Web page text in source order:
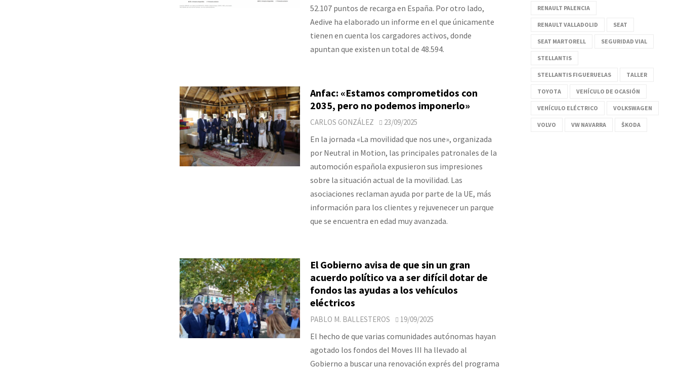
52.107 puntos de recarga en España. Por otro lado,
Aedive ha elaborado un informe en el que únicamente
tienen en cuenta los cargadores activos, donde
apuntan que existen un total de 48.594.
Anfac: «Estamos comprometidos con
2035, pero no podemos imponerlo»
CARLOS GONZÁLEZ 23/09/2025
En la jornada «La movilidad que nos une», organizada
por Neutral in Motion, las principales patronales de la
automoción española expusieron sus impresiones
sobre la situación actual de la movilidad. Las
asociaciones reclaman ayuda por parte de la UE, más
información para los clientes y rejuvenecer un parque
que se encuentra en edad muy avanzada.
El Gobierno avisa de que sin un gran
acuerdo político va a ser difícil dotar de
fondos las ayudas a los vehículos
eléctricos
PABLO M. BALLESTEROS 19/09/2025
El hecho de que varias comunidades autónomas hayan
agotado los fondos del Moves III ha llevado al
Gobierno a buscar una renovación exprés del programa
RENAULT PALENCIA
RENAULT VALLADOLID SEAT
SEAT MARTORELL SEGURIDAD VIAL
STELLANTIS
STELLANTIS FIGUERUELAS TALLER
TOYOTA VEHÍCULO DE OCASIÓN
VEHÍCULO ELÉCTRICO VOLKSWAGEN
VOLVO VW NAVARRA ŠKODA